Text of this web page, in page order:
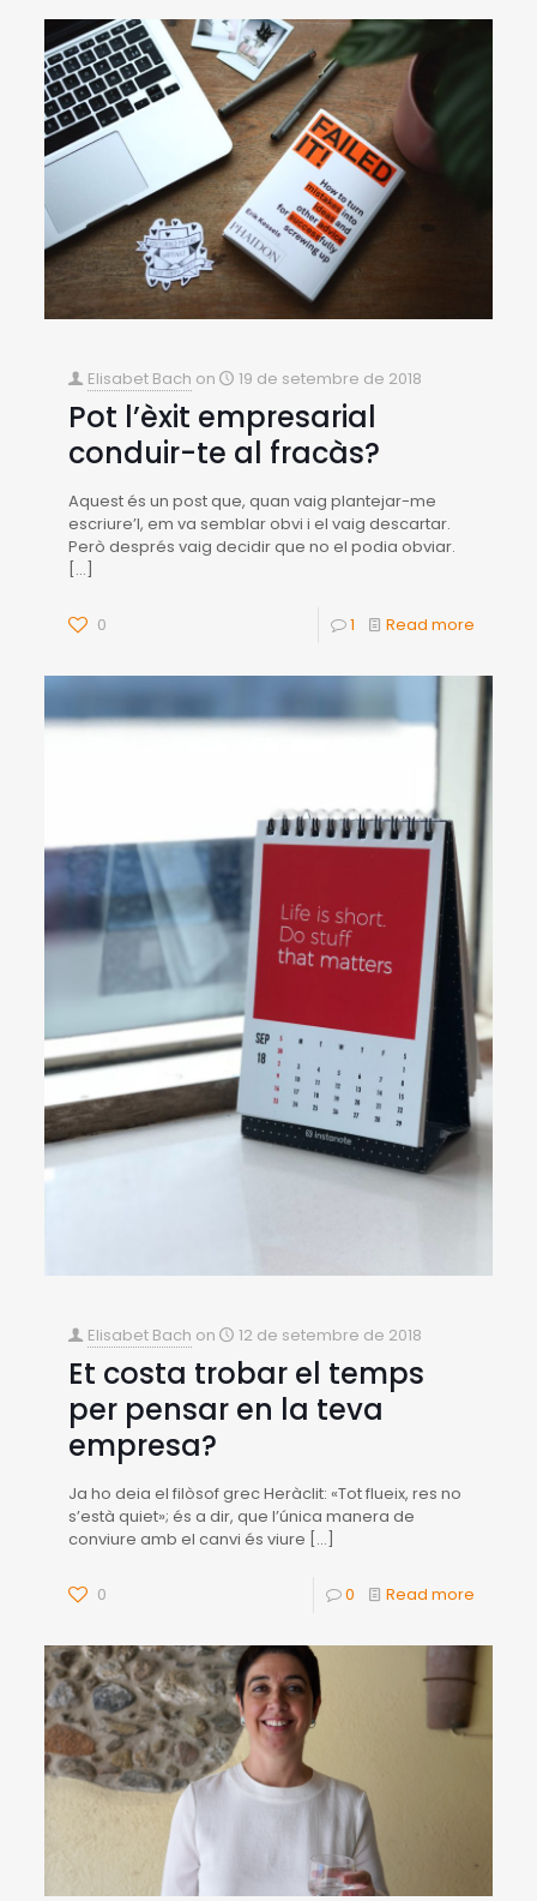
Elisabet Bach on 19 de setembre de 2018
Pot l’èxit empresarial
conduir-te al fracàs?
Aquest és un post que, quan vaig plantejar-me
escriure’l, em va semblar obvi i el vaig descartar.
Però després vaig decidir que no el podia obviar.
[…]
0 1 Read more
Elisabet Bach on 12 de setembre de 2018
Et costa trobar el temps
per pensar en la teva
empresa?
Ja ho deia el filòsof grec Heràclit: «Tot flueix, res no
s’està quiet»; és a dir, que l’única manera de
conviure amb el canvi és viure […]
0 0 Read more